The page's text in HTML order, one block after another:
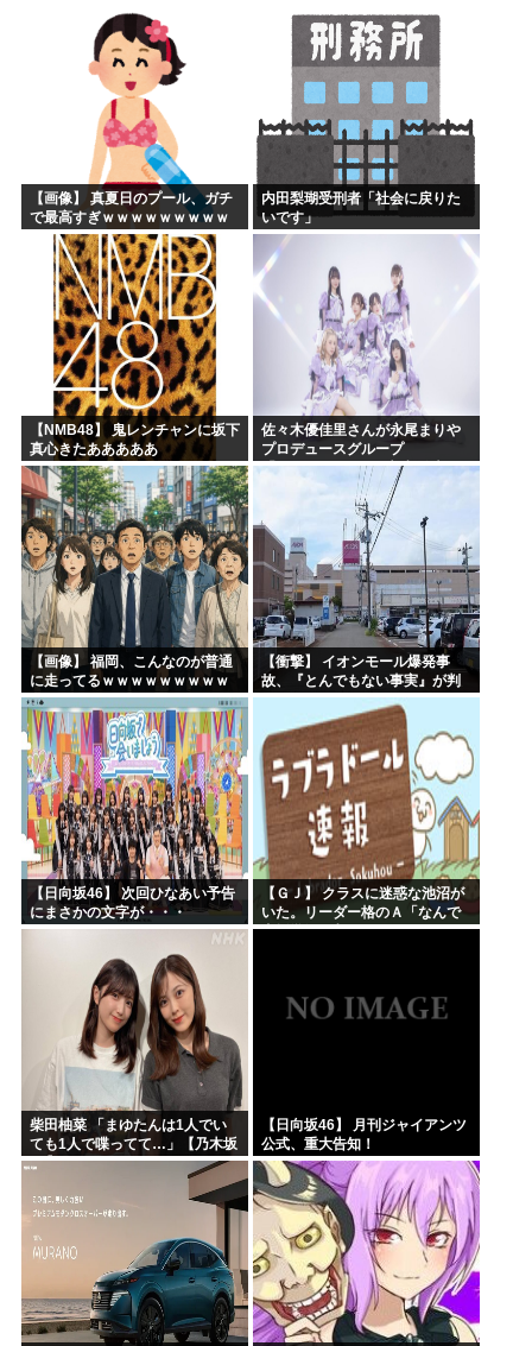
【画像】 真夏日のプール、ガチ
で最高すぎｗｗｗｗｗｗｗｗｗ
内田梨瑚受刑者「社会に戻りた
いです」
【NMB48】 鬼レンチャンに坂下
真心きたあああああ
佐々木優佳里さんが永尾まりや
プロデュースグループ
「WASURENA」に加入発表！
現在のグループと兼任へ【元
AKB48ゆかるん・まりやぎ】
【画像】 福岡、こんなのが普通
に走ってるｗｗｗｗｗｗｗｗｗ
ｗｗｗｗｗｗｗ
【衝撃】 イオンモール爆発事
故、『とんでもない事実』が判
明してしまう・・・・・・
【日向坂46】 次回ひなあい予告
にまさかの文字が・・・
【ＧＪ】 クラスに迷惑な池沼が
いた。リーダー格のＡ「なんで
支援学級に入れないんです
柴田柚菜 「まゆたんは1人でい
ても1人で喋ってて…」【乃木坂
46】
【日向坂46】 月刊ジャイアンツ
公式、重大告知！